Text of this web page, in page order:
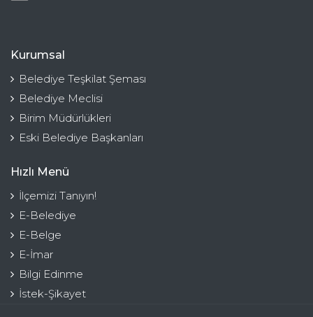
Kurumsal
Belediye Teşkilat Şeması
Belediye Meclisi
Birim Müdürlükleri
Eski Belediye Başkanları
Hızlı Menü
İlçemizi Tanıyın!
E-Belediye
E-Belge
E-İmar
Bilgi Edinme
İstek-Şikayet